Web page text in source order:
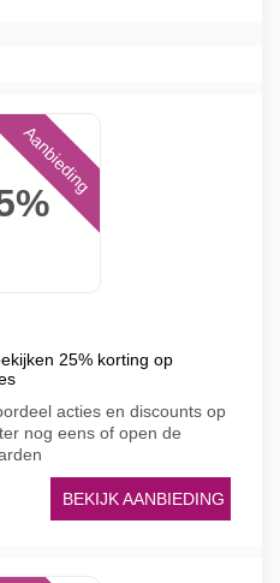
Aanbieding
25% korting op
acties en discounts op
nog eens of open de
BEKIJK AANBIEDING